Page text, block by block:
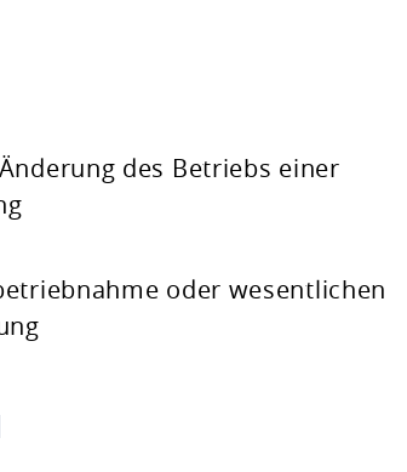
des Betriebs einer
oder wesentlichen